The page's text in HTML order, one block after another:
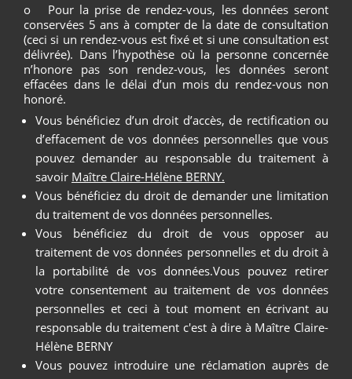
o Pour la prise de rendez-vous, les données seront
conservées 5 ans à compter de la date de consultation
(ceci si un rendez-vous est fixé et si une consultation est
délivrée). Dans l’hypothèse où la personne concernée
n’honore pas son rendez-vous, les données seront
effacées dans le délai d’un mois du rendez-vous non
honoré.
Vous bénéficiez d’un droit d’accès, de rectification ou
d’effacement de vos données personnelles que vous
pouvez demander au responsable du traitement à
savoir Maître Claire-Hélène BERNY.
Vous bénéficiez du droit de demander une limitation
du traitement de vos données personnelles.
Vous bénéficiez du droit de vous opposer au
traitement de vos données personnelles et du droit à
la portabilité de vos données.Vous pouvez retirer
votre consentement au traitement de vos données
personnelles et ceci à tout moment en écrivant au
responsable du traitement c'est à dire à Maître Claire-
Hélène BERNY
Vous pouvez introduire une réclamation auprès de